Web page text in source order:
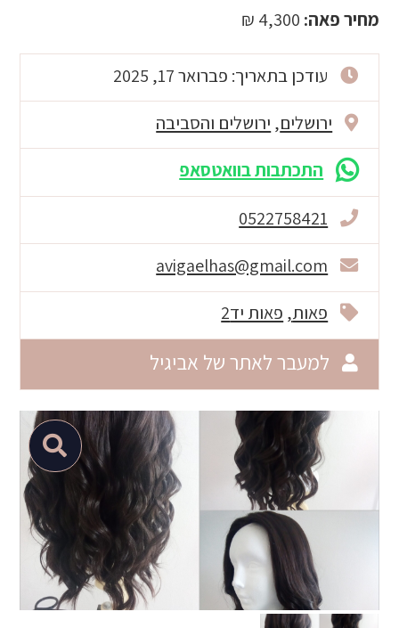
מחיר פאה: 4,300 ₪
עודכן בתאריך: פברואר 17, 2025
ירושלים, ירושלים והסביבה
התכתבות בוואטסאפ
0522758421
avigaelhas@gmail.com
פאות פאות יד2
למעבר לאתר של אביגיל